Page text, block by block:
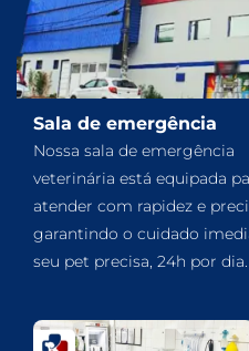
Sala de emergência
Nossa sala de emergência
veterinária está equipada
atender com rapidez e
garantindo o cuidado
seu pet precisa, 24h por dia.